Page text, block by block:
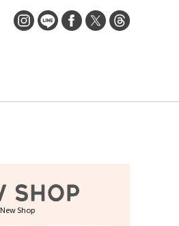
New Shop